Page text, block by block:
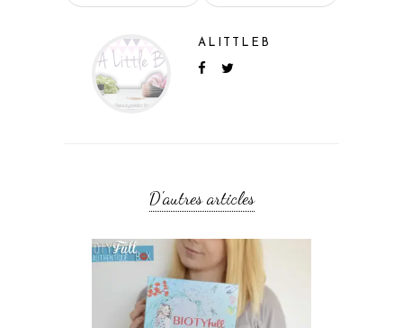
ALITTLEB
D'autres articles